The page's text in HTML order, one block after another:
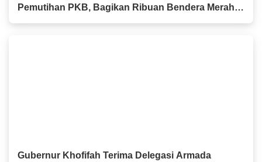
Pemutihan PKB, Bagikan Ribuan Bendera Merah
Putih dan Sembako kepada Ojol Malang
Gubernur Khofifah Terima Delegasi Armada